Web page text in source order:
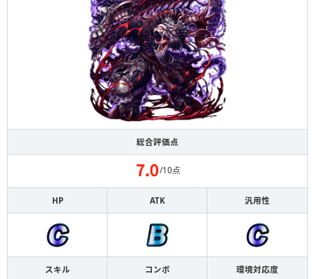
総合評価点
/10点
HP ATK 汎用性
スキル コンボ 環境対応度